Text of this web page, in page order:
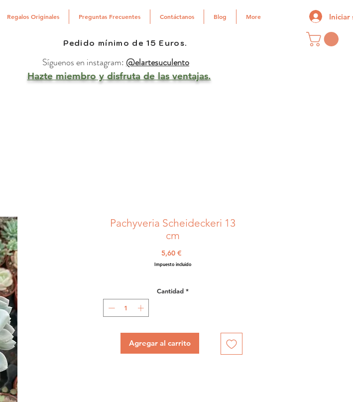
Regalos Originales Preguntas Frecuentes Contáctanos Blog More Iniciar
Pedido mínimo de 15 Euros.
Síguenos en instagram: @elartesuculento
Hazte miembro y disfruta de las ventajas.
Pachyveria Scheideckeri 13
cm
5,60 €
Impuesto incluido
Cantidad *
Agregar al carrito